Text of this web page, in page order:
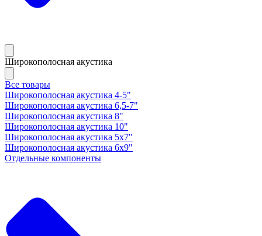
Широкополосная акустика
Все товары
Широкополосная акустика 4-5"
Широкополосная акустика 6,5-7"
Широкополосная акустика 8"
Широкополосная акустика 10"
Широкополосная акустика 5х7"
Широкополосная акустика 6х9"
Отдельные компоненты